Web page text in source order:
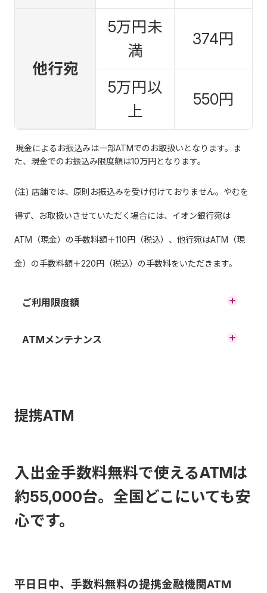
他行宛
5万円未
満
374円
5万円以
上
550円
現金によるお振込みは一部ATMでのお取扱いとなります。ま
た、現金でのお振込み限度額は10万円となります。
(注) 店舗では、原則お振込みを受け付けておりません。やむを
得ず、お取扱いさせていただく場合には、イオン銀行宛は
ATM（現金）の手数料額＋110円（税込）、他行宛はATM（現
金）の手数料額＋220円（税込）の手数料をいただきます。
ご利用限度額
キャッシュカードでATMをご利
1日当たりのATM利用限度額
お取引種
口座開
ATMメンテナンス
ただけない時間帯がございま
上記メンテナンス以外でも、毎
月第二月曜日01:30～04:30と
05:15～05:25は、システムメン
また、その他不定期のメンテナ
提携ATM
入出金手数料無料で使えるATMは
約55,000台。全国どこにいても安
心です。
平日日中、手数料無料の提携金融機関ATM